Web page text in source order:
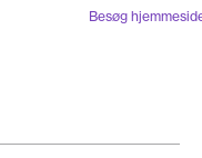
Besøg